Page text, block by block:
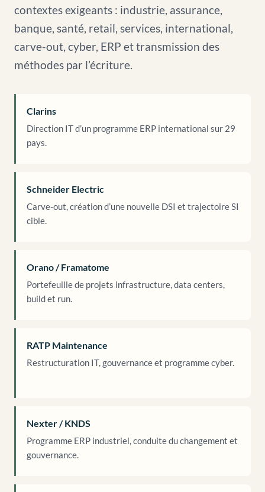
contextes exigeants : industrie, assurance,
banque, santé, retail, services, international,
carve-out, cyber, ERP et transmission des
méthodes par l’écriture.
Clarins
Direction IT d’un programme ERP international sur 29
pays.
Schneider Electric
Carve-out, création d’une nouvelle DSI et trajectoire SI
cible.
Orano / Framatome
Portefeuille de projets infrastructure, data centers,
build et run.
RATP Maintenance
Restructuration IT, gouvernance et programme cyber.
Nexter / KNDS
Programme ERP industriel, conduite du changement et
gouvernance.